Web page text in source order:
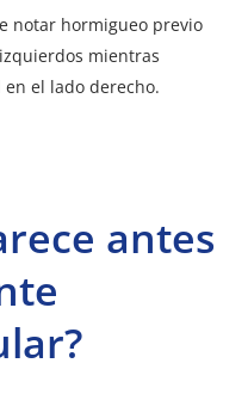
notar hormigueo previo
mientras
el lado derecho.
antes